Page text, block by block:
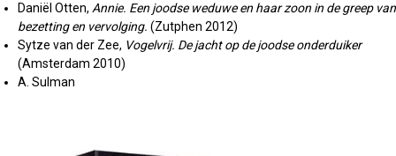
Daniël Otten, Annie. Een joodse weduwe en haar zoon in de greep van
bezetting en vervolging. (Zutphen 2012)
Sytze van der Zee, Vogelvrij. De jacht op de joodse onderduiker
(Amsterdam 2010)
A. Sulman